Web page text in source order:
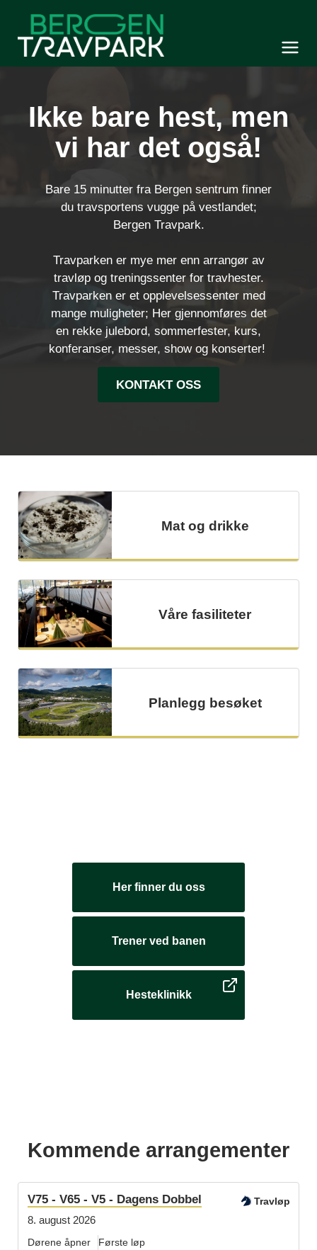
Ikke bare hest, men
vi har det også!
Bare 15 minutter fra Bergen sentrum finner
du travsportens vugge på vestlandet;
Bergen Travpark.
Travparken er mye mer enn arrangør av
travløp og treningssenter for travhester.
Travparken er et opplevelsessenter med
mange muligheter; Her gjennomføres det
en rekke julebord, sommerfester, kurs,
konferanser, messer, show og konserter!
KONTAKT OSS
Mat og drikke
Våre fasiliteter
Planlegg besøket
Her finner du oss
Trener ved banen
Hesteklinikk
Kommende arrangementer
V75 - V65 - V5 - Dagens Dobbel Travløp
8. august 2026
Dørene åpner
Første løp